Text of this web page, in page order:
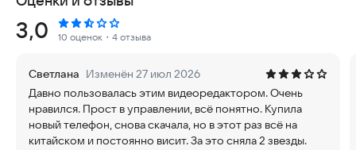
Профессиональный видеоредактор и создатель фильмов
инструменты для обрезки, разворота, кадрирования,
разделения и создания коллажей из видео. С их помощью
легко запечатлеть важные события, такие как свадьбы или
дни рождения.
Рейтинг:
3,0 10 оценок ・4 отзыва
Светлана Изменён 27 июл 2026
Давно пользовалась этим видеоредактором. Очень
нравился. Прост в управлении, всё понятно. Купила
новый телефон, снова скачала, но в этот раз всё на
китайском и постоянно висит. За это сняла 2 звезды.